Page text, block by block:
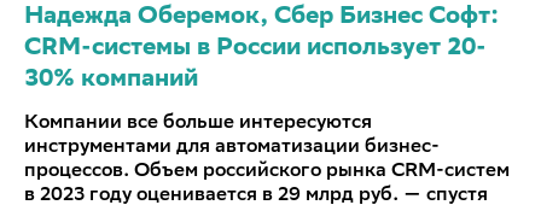
Надежда Оберемок, Сбер Бизнес Софт:
CRM-системы в России использует 20-
30% компаний
Компании все больше интересуются
инструментами для автоматизации бизнес-
процессов. Объем российского рынка CRM-систем
в 2023 году оценивается в 29 млрд руб. — спустя